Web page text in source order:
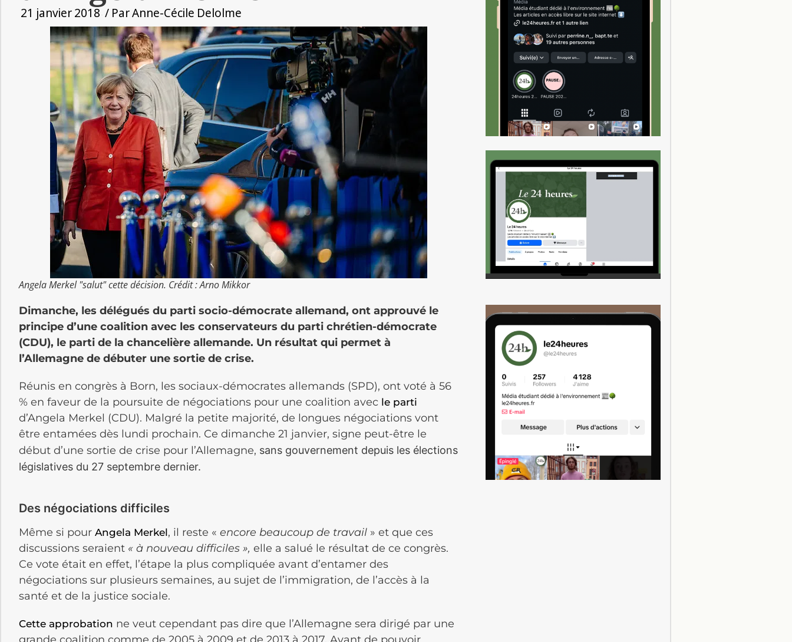
21 janvier 2018 / ParAnne-Cécile Delolme
Angela Merkel "salut" cette décision. Crédit : Arno Mikkor
Dimanche, les délégués du parti socio-démocrate allemand, ont approuvé le
principe d’une coalition avec les conservateurs du parti chrétien-démocrate
(CDU), le parti de la chancelière allemande. Un résultat qui permet à
l’Allemagne de débuter une sortie de crise.
Réunis en congrès à Born, les sociaux-démocrates allemands (SPD), ont voté à 56
% en faveur de la poursuite de négociations pour une coalition avec le parti
d’Angela Merkel (CDU). Malgré la petite majorité, de longues négociations vont
être entamées dès lundi prochain. Ce dimanche 21 janvier, signe peut-être le
début d’une sortie de crise pour l’Allemagne, sans gouvernement depuis les élections
législatives du 27 septembre dernier.
Des négociations difficiles
Même si pour Angela Merkel, il reste « encore beaucoup de travail » et que ces
discussions seraient « à nouveau difficiles », elle a salué le résultat de ce congrès.
Ce vote était en effet, l’étape la plus compliquée avant d’entamer des
négociations sur plusieurs semaines, au sujet de l’immigration, de l’accès à la
santé et de la justice sociale.
Cette approbation ne veut cependant pas dire que l’Allemagne sera dirigé par une
grande coalition comme de 2005 à 2009 et de 2013 à 2017. Avant de pouvoir